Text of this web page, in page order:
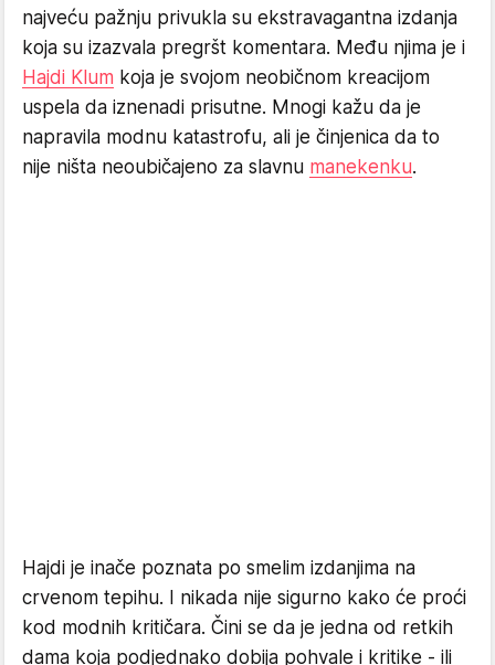
najveću pažnju privukla su ekstravagantna izdanja
koja su izazvala pregršt komentara. Među njima je i
Hajdi Klum koja je svojom neobičnom kreacijom
uspela da iznenadi prisutne. Mnogi kažu da je
napravila modnu katastrofu, ali je činjenica da to
nije ništa neoubičajeno za slavnu manekenku.
Hajdi je inače poznata po smelim izdanjima na
crvenom tepihu. I nikada nije sigurno kako će proći
kod modnih kritičara. Čini se da je jedna od retkih
dama koja podjednako dobija pohvale i kritike - ili